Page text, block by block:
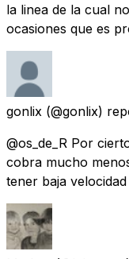
la linea de la cual
ocasiones que es
gonlix (@gonlix)
@os_de_R Por
cobra mucho
tener baja